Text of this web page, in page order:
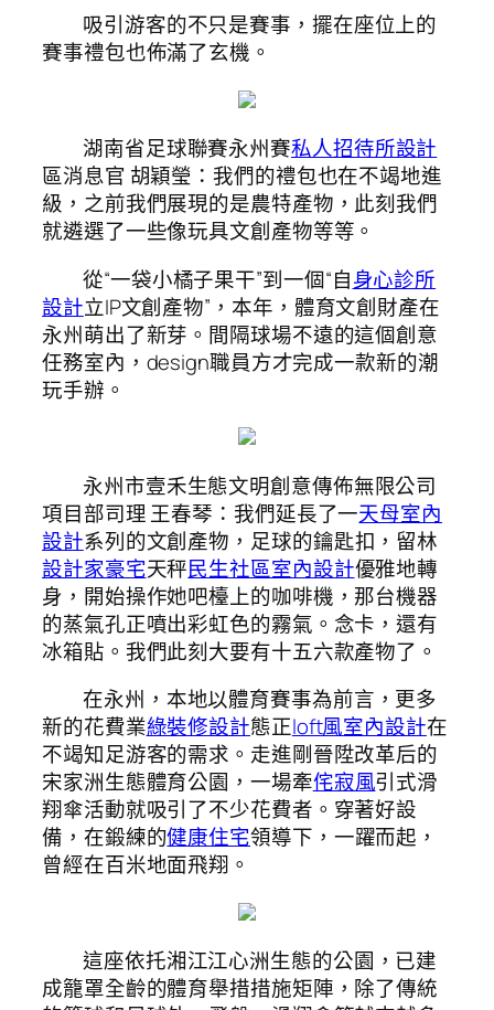
吸引游客的不只是賽事，擺在座位上的
賽事禮包也佈滿了玄機。
湖南省足球聯賽永州賽私人招待所設計
區消息官 胡穎瑩：我們的禮包也在不竭地進
級，之前我們展現的是農特產物，此刻我們
就遴選了一些像玩具文創產物等等。
從“一袋小橘子果干”到一個“自身心診所
設計立IP文創產物”，本年，體育文創財產在
永州萌出了新芽。間隔球場不遠的這個創意
任務室內，design職員方才完成一款新的潮
玩手辦。
永州市壹禾生態文明創意傳佈無限公司
項目部司理 王春琴：我們延長了一天母室內
設計系列的文創產物，足球的鑰匙扣，留林
設計家豪宅天秤民生社區室內設計優雅地轉
身，開始操作她吧檯上的咖啡機，那台機器
的蒸氣孔正噴出彩虹色的霧氣。念卡，還有
冰箱貼。我們此刻大要有十五六款產物了。
在永州，本地以體育賽事為前言，更多
新的花費業綠裝修設計態正loft風室內設計在
不竭知足游客的需求。走進剛晉陞改革后的
宋家洲生態體育公園，一場牽侘寂風引式滑
翔傘活動就吸引了不少花費者。穿著好設
備，在鍛練的健康住宅領導下，一躍而起，
曾經在百米地面飛翔。
這座依托湘江江心洲生態的公園，已建
成籠罩全齡的體育舉措措施矩陣，除了傳統